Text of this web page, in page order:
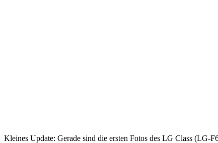
Kleines Update: Gerade sind die ersten Fotos des LG Class (LG-